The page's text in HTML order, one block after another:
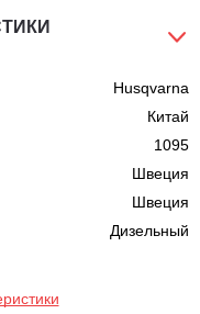
Husqvarna
Китай
1095
Швеция
Швеция
Дизельный